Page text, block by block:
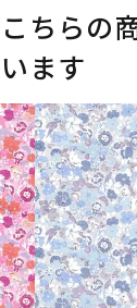
ちらの
います